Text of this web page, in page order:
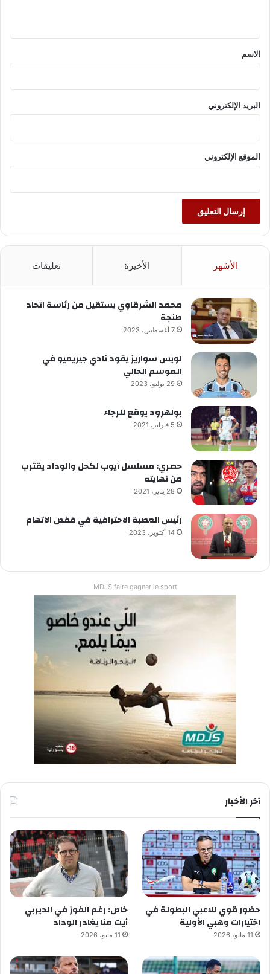
*
الاسم
البريد الإلكتروني
الموقع الإلكتروني
الأشهر الأخيرة تعليقات
محمد الشرقاوي يستقيل من رئاسة اتحاد
طنجة
7 أغسطس، 2023
لويس سواريز يقود نادي جيريميو في
الموسم الحالي
29 يوليو، 2023
بولهرود يوقع للرجاء
5 فبراير، 2021
حصري: مسلسل أيوب لكحل والوداد يقترب
من نهايته
28 يناير، 2021
رئيس العصبة الاحترافية في قفص الاتهام
14 أكتوبر، 2023
MDJS faire gagner le sport
آخر الأخبار
حضور قوي للاعبي البطولة في
اختيارات وهبي الأولية
11 مايو، 2026
خاص: رغم الفوز في الديربي
أيت منا يغادر الوداد
11 مايو، 2026